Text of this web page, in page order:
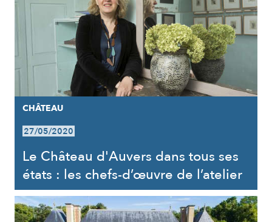
CHÂTEAU
27/05/2020
Le Château d'Auvers dans tous ses
états : les chefs-d’œuvre de l’atelier